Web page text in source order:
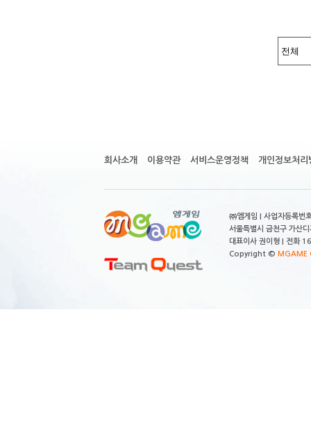
회사소개 이용약관 서비스운영정책 개인정보처리
㈜엠게임 | 사업자등록
서울특별시 금천구 가산
대표이사 권이형 | 전
Copyright © MGAME